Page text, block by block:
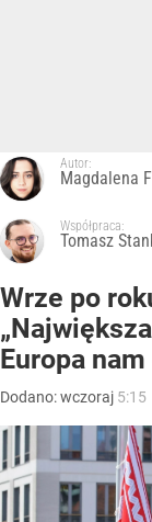
Autor:
Magdalena
Współpraca:
Tomasz
Wrze po
Europa
Dodano:wczoraj 5:15